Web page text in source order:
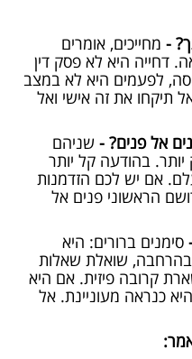
- מחייכים, אומרים
דחייה היא לא פסק דין
לפעמים היא לא במצב
תיקחו את זה אישי ואל
אל פנים? - שניהם
בהודעה קל יותר
אם יש לכם הזדמנות
הראשוני פנים אל
סימנים ברורים: היא
בהרחבה, שואלת שאלות
קרובה פיזית. אם היא
כנראה מעוניינת. אל